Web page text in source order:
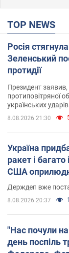
TOP NEWS
Росія
Зеленський
протидії
Президент
протиповітряної
українських ударів
8.08.2026 21:30
Україна
ракет і
США
Держдеп вже
8.08.2026 20:37
"Нас почули
день поспіль